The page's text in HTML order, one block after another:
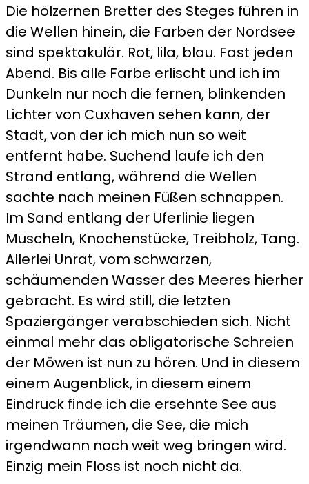
Die hölzernen Bretter des Steges führen in
die Wellen hinein, die Farben der Nordsee
sind spektakulär. Rot, lila, blau. Fast jeden
Abend. Bis alle Farbe erlischt und ich im
Dunkeln nur noch die fernen, blinkenden
Lichter von Cuxhaven sehen kann, der
Stadt, von der ich mich nun so weit
entfernt habe. Suchend laufe ich den
Strand entlang, während die Wellen
sachte nach meinen Füßen schnappen.
Im Sand entlang der Uferlinie liegen
Muscheln, Knochenstücke, Treibholz, Tang.
Allerlei Unrat, vom schwarzen,
schäumenden Wasser des Meeres hierher
gebracht. Es wird still, die letzten
Spaziergänger verabschieden sich. Nicht
einmal mehr das obligatorische Schreien
der Möwen ist nun zu hören. Und in diesem
einem Augenblick, in diesem einem
Eindruck finde ich die ersehnte See aus
meinen Träumen, die See, die mich
irgendwann noch weit weg bringen wird.
Einzig mein Floss ist noch nicht da.